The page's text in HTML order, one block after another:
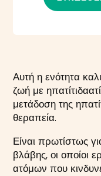
Αυτή η ενότητα
ζωή με ηπατίτιδα
μετάδοση της
θεραπεία.
Είναι πρωτίστως
βλάβης, οι οποίοι
ατόμων που